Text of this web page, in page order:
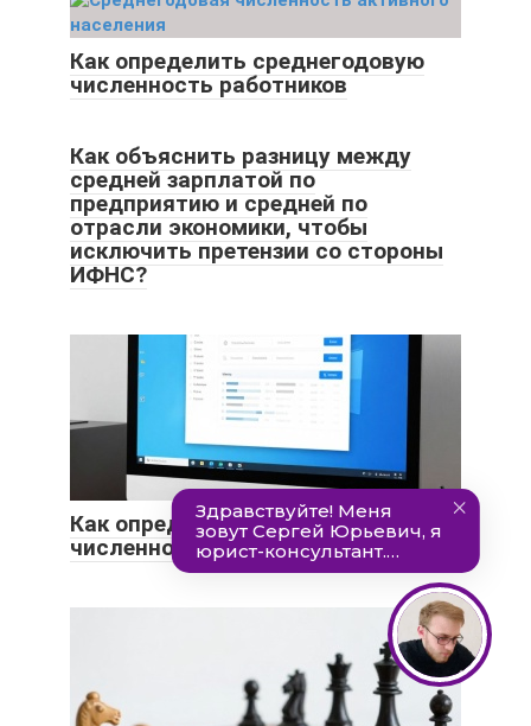
Как определить среднегодовую
численность работников
Как объяснить разницу между
средней зарплатой по
предприятию и средней по
отрасли экономики, чтобы
исключить претензии со стороны
ИФНС?
Как определить фактическую
численность работников?